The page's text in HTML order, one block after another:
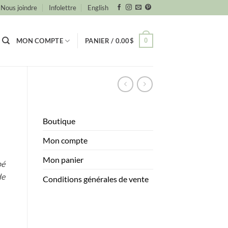
Nous joindre Infolettre English
MON COMPTE PANIER / 0.00$ 0
Boutique
Mon compte
Mon panier
Conditions générales de vente